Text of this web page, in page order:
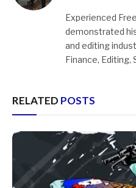
Experienced
demonstrated
and editing
Finance, Editing,
RELATED POSTS